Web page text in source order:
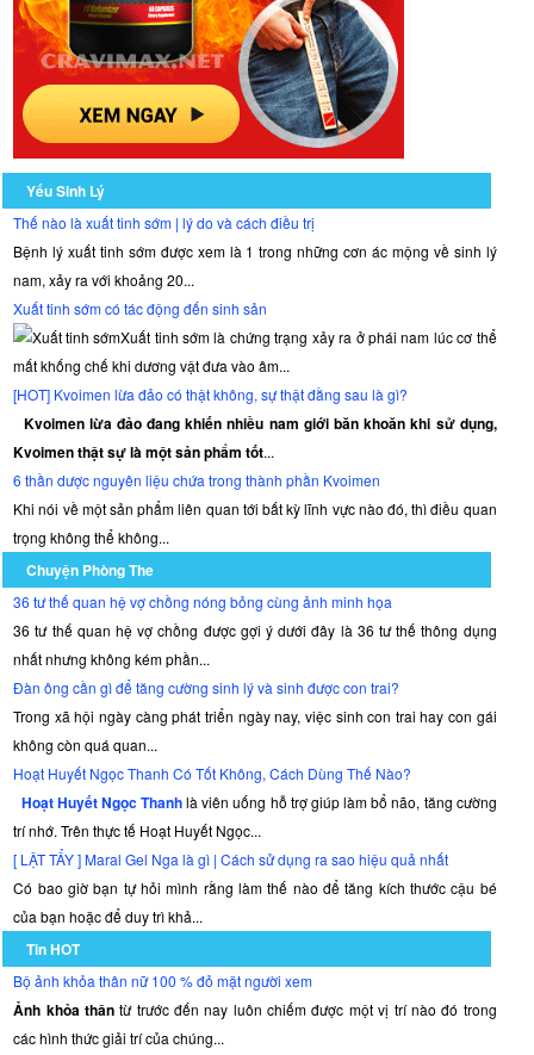
Hammer
of
Thor
Gel
sẽ
làm
tăng
hiệu
quả
đến
20%.
Hammer
of
Thor
có
một
silicone
mới
kết
hợp
các
thành
phần
tự
nhiên. Nó
tăng
cường
hiệu
quả
của
các
thành
phần
này,
giúp
cải
thiện
sinh
lý
nam.
Yếu Sinh Lý
Thế nào là xuất tinh sớm | lý do và cách điều trị
Bệnh lý xuất tinh sớm được xem là 1 trong những cơn ác mộng về sinh lý
nam, xảy ra với khoảng 20...
Xuất tinh sớm có tác động đến sinh sản
Xuất tinh sớm là chứng trạng xảy ra ở phái nam lúc cơ thể
mất khống chế khi dương vật đưa vào âm...
[HOT] Kvoimen lừa đảo có thật không, sự thật đằng sau là gì?
Kvoimen lừa đảo đang khiến nhiều nam giới băn khoăn khi sử dụng,
Kvoimen thật sự là một sản phẩm tốt...
6 thần dược nguyên liệu chứa trong thành phần Kvoimen
Khi nói về một sản phẩm liên quan tới bất kỳ lĩnh vực nào đó, thì điều quan
trọng không thể không...
Chuyện Phòng The
36 tư thế quan hệ vợ chồng nóng bỏng cùng ảnh minh họa
36 tư thế quan hệ vợ chồng được gợi ý dưới đây là 36 tư thế thông dụng
nhất nhưng không kém phần...
Đàn ông cần gì để tăng cường sinh lý và sinh được con trai?
Trong xã hội ngày càng phát triển ngày nay, việc sinh con trai hay con gái
không còn quá quan...
Hoạt Huyết Ngọc Thanh Có Tốt Không, Cách Dùng Thế Nào?
Hoạt Huyết Ngọc Thanhlà viên uống hỗ trợ giúp làm bổ não, tăng cường
trí nhớ. Trên thực tế Hoạt Huyết Ngọc...
[ LẬT TẨY ] Maral Gel Nga là gì | Cách sử dụng ra sao hiệu quả nhất
Có bao giờ bạn tự hỏi mình rằng làm thế nào để tăng kích thước cậu bé
của bạn hoặc để duy trì khả...
Tin HOT
Bộ ảnh khỏa thân nữ 100 % đỏ mặt người xem
Ảnh khỏa thântừ trước đến nay luôn chiếm được một vị trí nào đó trong
các hình thức giải trí của chúng...